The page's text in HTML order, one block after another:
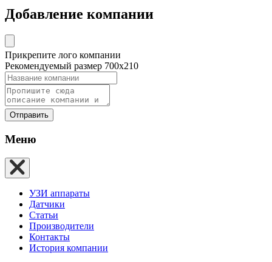
Добавление компании
Прикрепите лого компании
Рекомендуемый размер 700х210
Отправить
Меню
УЗИ аппараты
Датчики
Статьи
Производители
Контакты
История компании